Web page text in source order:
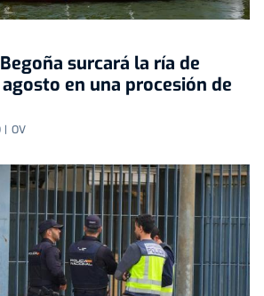
surcará la ría de
en una procesión de
| OV